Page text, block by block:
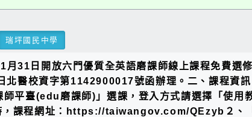
瑞坪國民中學
31日開放六門優質全英語磨課師線上課程免費選
北醫校資字第1142900017號函辦理。二、課程資
平臺(edu磨課師)」選課，登入方式請選擇「使用
，課程網址：https://taiwangov.com/QEzyb２、